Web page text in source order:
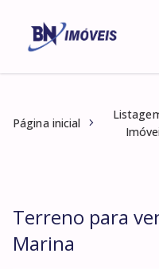
Página inicial
Terreno para
Marina